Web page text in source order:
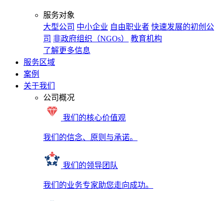
服务对象
大型公司 中小企业 自由职业者 快速发展的初创公
司 非政府组织（NGOs）
教育机构
了解更多信息
服务区域
案例
关于我们
公司概况
我们的核心价值观
我们的信念、原则与承诺。
我们的领导团队
我们的业务专家助您走向成功。